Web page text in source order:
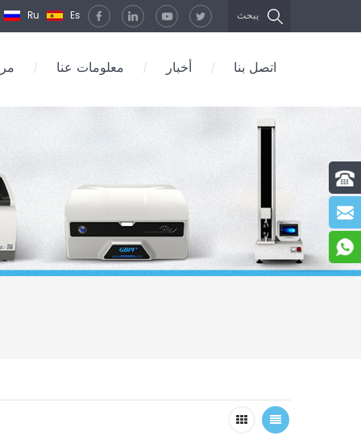
يبحث Ru Es
/ معلومات عنا / أخبار / اتصل بنا